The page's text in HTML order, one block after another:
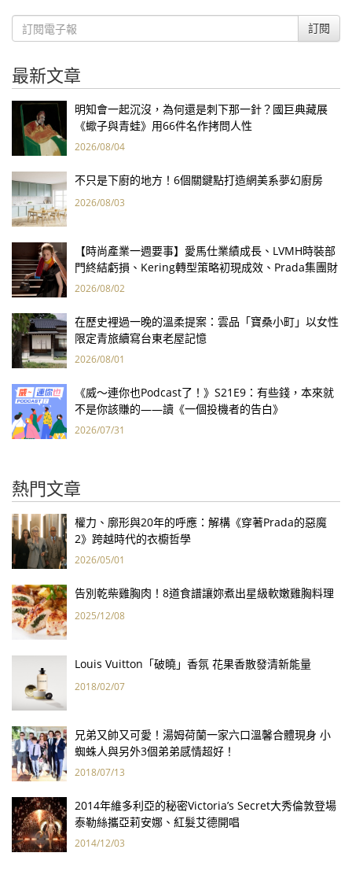
訂閱
最新文章
明知會一起沉沒，為何還是刺下那一針？國巨典藏展
《蠍子與青蛙》用66件名作拷問人性
2026/08/04
不只是下廚的地方！6個關鍵點打造網美系夢幻廚房
2026/08/03
【時尚產業一週要事】愛馬仕業績成長、LVMH時裝部
門終結虧損、Kering轉型策略初現成效、Prada集團財
報亮眼
2026/08/02
在歷史裡過一晚的溫柔提案：雲品「寶桑小町」以女性
限定青旅續寫台東老屋記憶
2026/08/01
《威～連你也Podcast了！》S21E9：有些錢，本來就
不是你該賺的——讀《一個投機者的告白》
2026/07/31
熱門文章
權力、廓形與20年的呼應：解構《穿著Prada的惡魔
2》跨越時代的衣櫥哲學
2026/05/01
告別乾柴雞胸肉！8道食譜讓妳煮出星級軟嫩雞胸料理
2025/12/08
Louis Vuitton「破曉」香氛 花果香散發清新能量
2018/02/07
兄弟又帥又可愛！湯姆荷蘭一家六口溫馨合體現身 小
蜘蛛人與另外3個弟弟感情超好！
2018/07/13
2014年維多利亞的秘密Victoria’s Secret大秀倫敦登場
泰勒絲攜亞莉安娜、紅髮艾德開唱
2014/12/03